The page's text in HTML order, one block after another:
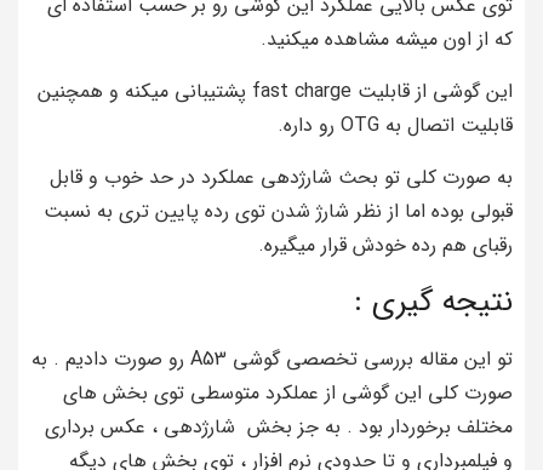
که از اون میشه مشاهده میکنید.
این گوشی از قابلیت fast charge پشتیبانی میکنه و همچنین
قابلیت اتصال به OTG رو داره.
به صورت کلی تو بحث شارژدهی عملکرد در حد خوب و قابل
قبولی بوده اما از نظر شارژ شدن توی رده پایین تری به نسبت
رقبای هم رده خودش قرار میگیره.
نتیجه گیری :
تو این مقاله بررسی تخصصی گوشی A53 رو صورت دادیم . به
صورت کلی این گوشی از عملکرد متوسطی توی بخش های
مختلف برخوردار بود . به جز بخش شارژدهی ، عکس برداری
و فیلمبرداری و تا حدودی نرم افزار ، توی بخش های دیگه